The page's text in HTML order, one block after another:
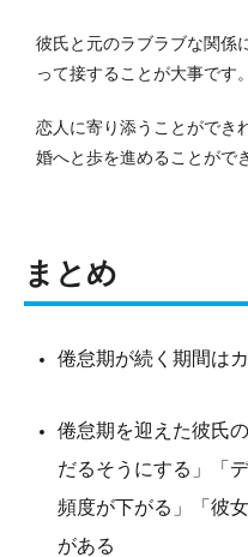
彼氏と元のラブラブな関係
って接することが大事です。
恋人に寄り添うことができ
婚へと歩を進めることがで
まとめ
倦怠期が続く期間は
倦怠期を迎えた彼氏
だるそうにする」「
頻度が下がる」「彼
がある